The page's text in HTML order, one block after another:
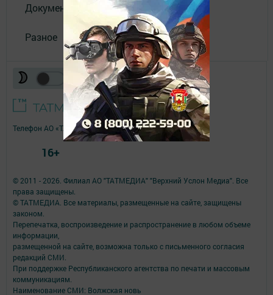
Документы
Разное
© 2011 - 2026. Филиал АО "ТАТМЕДИА" "Верхний Услон Медиа". Все
права защищены.
© ТАТМЕДИА. Все материалы, размещенные на сайте, защищены
законом.
Перепечатка, воспроизведение и распространение в любом объеме
информации,
размещенной на сайте, возможна только с письменного согласия
редакций СМИ.
При поддержке Республиканского агентства по печати и массовым
коммуникациям.
Наименование СМИ: Волжская новь
Телефон АО «ТАТМЕДИА»:(843) 222 09 84
16+